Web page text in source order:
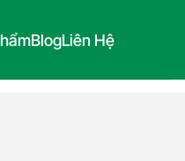
BlogLiên Hệ